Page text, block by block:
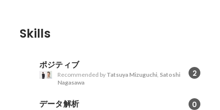
Skills
ポジティブ
2
Recommended by Tatsuya Mizuguchi, Satoshi
Nagasawa
データ解析 0